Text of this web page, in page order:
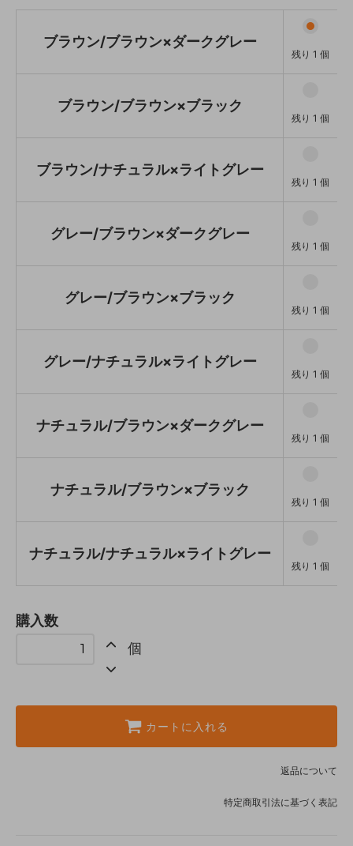
ブラウン/ナチュラル×ライトグレ
残り 1 個
グレー/ブラウン×ダークグレー
残り 1 個
グレー/ブラウン×ブラック
残り 1 個
グレー/ナチュラル×ライトグレー
ナチュラル/ブラウン×ダークグレ
残り 1 個
ナチュラル/ブラウン×ブラック
残り 1 個
ナチュラル/ナチュラル×ライトグ
残り 1 個
ブラウン/ブラウン×ダークグレー
残り 1 個
ブラウン/ブラウン×ブラック
残り 1 個
ブラウン/ナチュラル×ライトグレー
残り 1 個
グレー/ブラウン×ダークグレー
残り 1 個
グレー/ブラウン×ブラック
残り 1 個
グレー/ナチュラル×ライトグレー
残り 1 個
ナチュラル/ブラウン×ダークグレー
残り 1 個
ナチュラル/ブラウン×ブラック
残り 1 個
ナチュラル/ナチュラル×ライトグレー
残り 1 個
購入数
個
カートに入れる
返品について
特定商取引法に基づく表記